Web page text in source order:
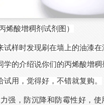
丙烯酸增稠剂试剂图）
样时发现刷在墙上的油漆
的介绍说你们的丙烯酸增
用，觉得好，不错就复购。
强， 防沉降和防霉性好 ， 使